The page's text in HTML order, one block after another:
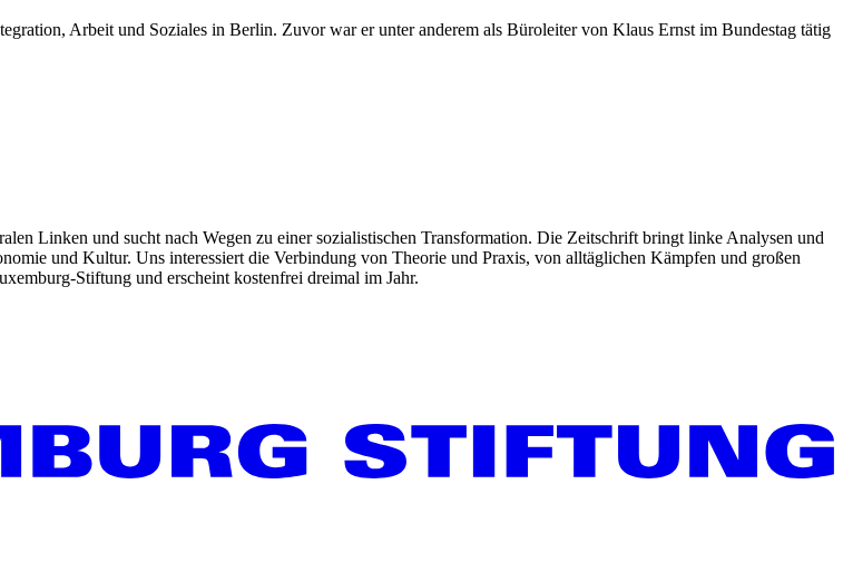
Arbeit und Soziales in Berlin. Zuvor war er unter anderem als Büroleiter von Klaus Ernst im Bundestag tätig
Linken und sucht nach Wegen zu einer sozialistischen Transformation. Die Zeitschrift bringt linke Analysen und
und Kultur. Uns interessiert die Verbindung von Theorie und Praxis, von alltäglichen Kämpfen und großen
Stiftung und erscheint kostenfrei dreimal im Jahr.